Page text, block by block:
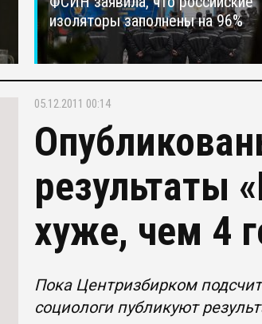
изоляторы заполнены на 96%
05.12.2011 00:14
результаты
хуже, чем 4
Пока Центризбирком
социологи публикуют